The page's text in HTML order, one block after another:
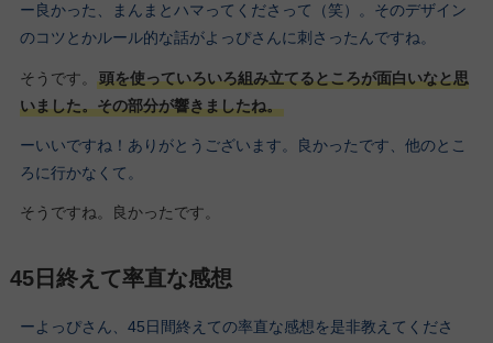
ー良かった、まんまとハマってくださって（笑）。そのデザイン
のコツとかルール的な話がよっぴさんに刺さったんですね。
そうです。
頭を使っていろいろ組み立てるところが面白いなと思
いました。その部分が響きましたね。
ーいいですね！ありがとうございます。良かったです、他のとこ
ろに行かなくて。
そうですね。良かったです。
45日終えて率直な感想
ーよっぴさん、45日間終えての率直な感想を是非教えてくださ